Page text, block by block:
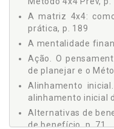
3.5 CONCLUSÃO, p. 49
Parte II
Capítulo 4 RGPS, p. 53
4.1. CONSTRUINDO
QUEM É O
4.2 CONSTRUINDO
CARÊNCIA,
4.2.1 O CNIS
4.2.2
A matriz 4x4:
prática, p. 189
A mentalidade
Ação. O
de planejar e o
Alinhamento
alinhamento inicial
Alternativas de
de benefício, p. 71